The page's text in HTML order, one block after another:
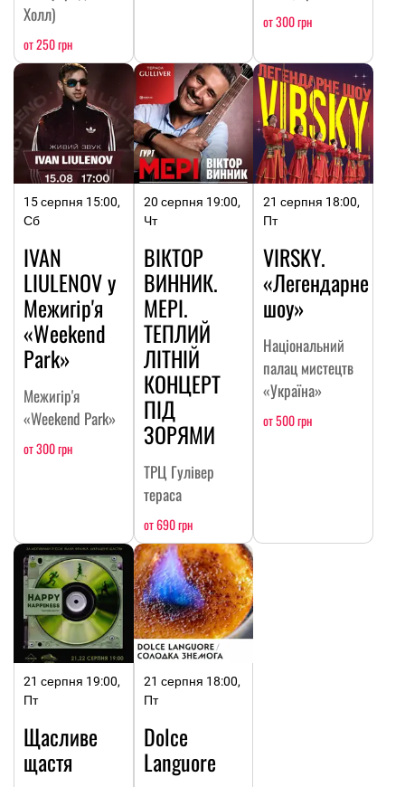
Холл)
от 250 грн
от 300 грн
15 серпня 15:00,
Сб
IVAN
LIULENOV у
Межигір'я
«Weekend
Park»
Межигір'я
«Weekend Park»
от 300 грн
20 серпня 19:00,
Чт
ВІКТОР
ВИННИК.
МЕРІ.
ТЕПЛИЙ
ЛІТНІЙ
КОНЦЕРТ
ПІД
ЗОРЯМИ
ТРЦ Гулівер
тераса
от 690 грн
21 серпня 18:00,
Пт
VIRSKY.
«Легендарне
шоу»
Національний
палац мистецтв
«Україна»
от 500 грн
21 серпня 19:00,
Пт
Щасливе
щастя
21 серпня 18:00,
Пт
Dolce
Languore